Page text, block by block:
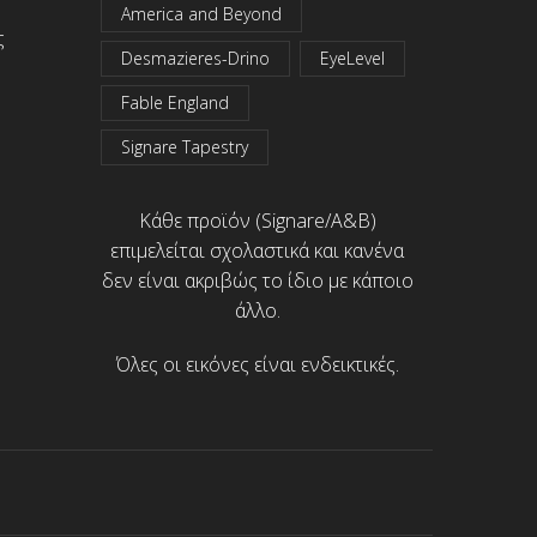
America and Beyond
Desmazieres-Drino
EyeLevel
Fable England
Signare Tapestry
Κάθε προϊόν (Signare/A&B)
επιμελείται σχολαστικά και κανένα
δεν είναι ακριβώς το ίδιο με κάποιο
άλλο.
Όλες οι εικόνες είναι ενδεικτικές.